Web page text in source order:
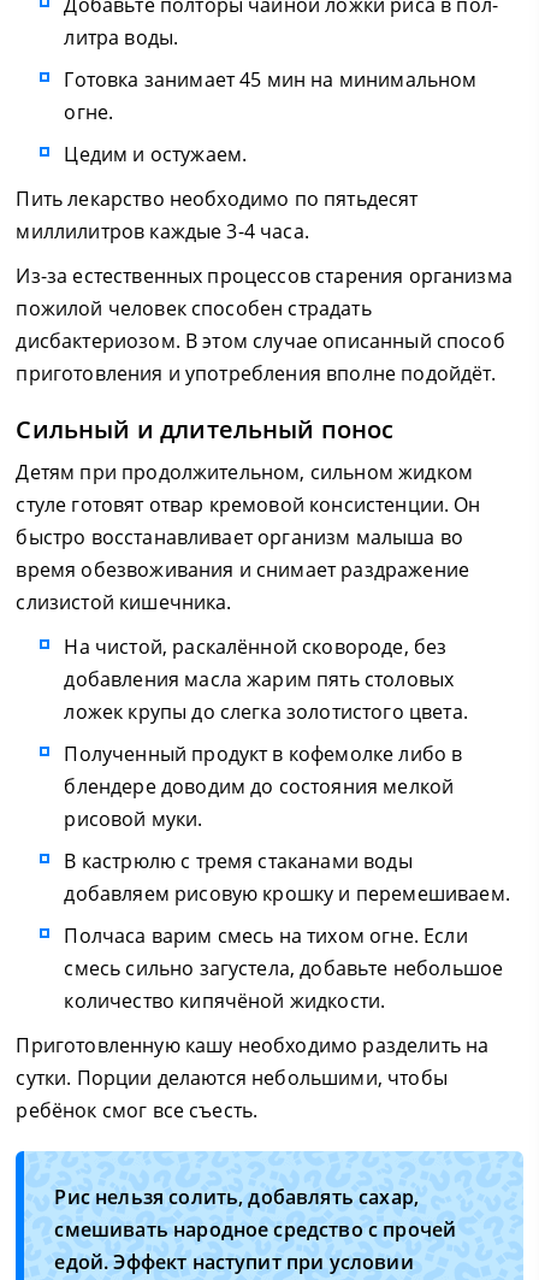
литра воды.
Готовка занимает 45 мин на минимальном
огне.
Цедим и остужаем.
Пить лекарство необходимо по пятьдесят
миллилитров каждые 3-4 часа.
Из-за естественных процессов старения организма
пожилой человек способен страдать
дисбактериозом. В этом случае описанный способ
приготовления и употребления вполне подойдёт.
Сильный и длительный понос
Детям при продолжительном, сильном жидком
стуле готовят отвар кремовой консистенции. Он
быстро восстанавливает организм малыша во
время обезвоживания и снимает раздражение
слизистой кишечника.
На чистой, раскалённой сковороде, без
добавления масла жарим пять столовых
ложек крупы до слегка золотистого цвета.
Полученный продукт в кофемолке либо в
блендере доводим до состояния мелкой
рисовой муки.
В кастрюлю с тремя стаканами воды
добавляем рисовую крошку и перемешиваем.
Полчаса варим смесь на тихом огне. Если
смесь сильно загустела, добавьте небольшое
количество кипячёной жидкости.
Приготовленную кашу необходимо разделить на
сутки. Порции делаются небольшими, чтобы
ребёнок смог все съесть.
Рис нельзя солить, добавлять сахар,
смешивать народное средство с прочей
едой. Эффект наступит при условии